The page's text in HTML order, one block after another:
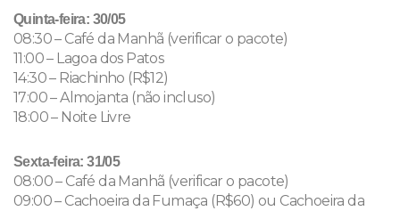
Quinta-feira: 30/05
08:30 – Café da Manhã (verificar o pacote)
11:00 – Lagoa dos Patos
14:30 – Riachinho (R$12)
17:00 – Almojanta (não incluso)
18:00 – Noite Livre
Sexta-feira: 31/05
08:00 – Café da Manhã (verificar o pacote)
09:00 – Cachoeira da Fumaça (R$60) ou Cachoeira da